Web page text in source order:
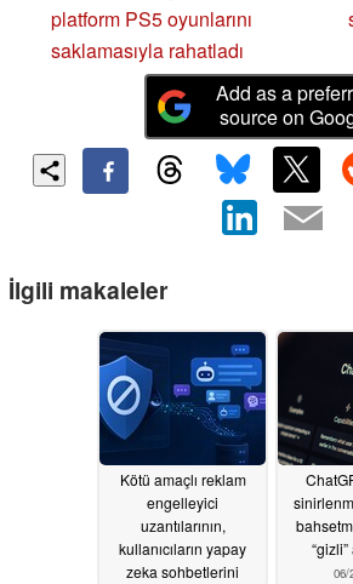
platform PS5 oyunlarını
saklamasıyla rahatladı
Add as a
source on
İlgili makaleler
Kötü amaçlı reklam
engelleyici
uzantılarının,
kullanıcıların yapay
zeka sohbetlerini
06/